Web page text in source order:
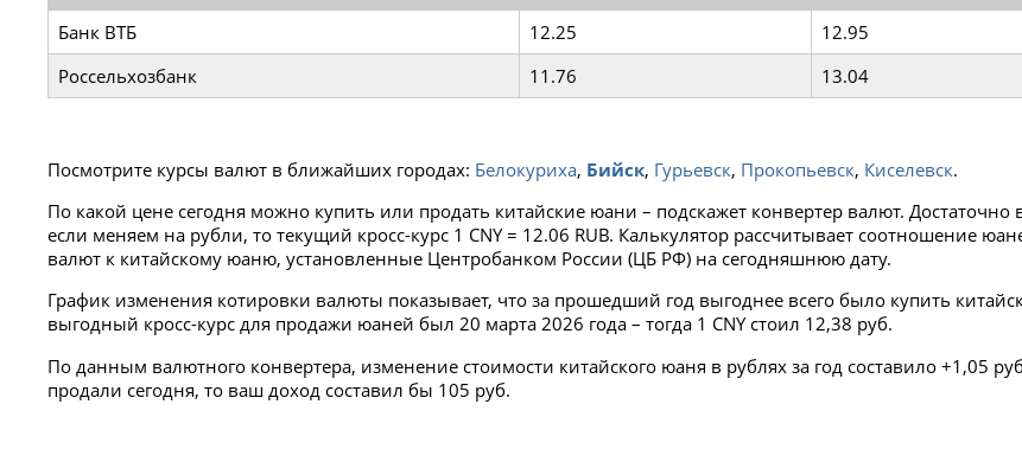
Банк ВТБ
12.25 12.95
Россельхозбанк
11.76 13.04
Посмотрите курсы валют в ближайших городах: Белокуриха, Бийск, Гурьевск, Прокопьевск, Киселевск.
По какой цене сегодня можно купить или продать китайские юани – подскажет конвертер валют.
если меняем на рубли, то текущий кросс-курс 1 CNY = 12.06 RUB. Калькулятор рассчитывает соотношение
валют к китайскому юаню, установленные Центробанком России (ЦБ РФ) на сегодняшнюю дату.
График изменения котировки валюты показывает, что за прошедший год выгоднее всего было купить
выгодный кросс-курс для продажи юаней был 20 марта 2026 года – тогда 1 CNY стоил 12,38 руб.
По данным валютного конвертера, изменение стоимости китайского юаня в рублях за год составило +1,05
продали сегодня, то ваш доход составил бы 105 руб.